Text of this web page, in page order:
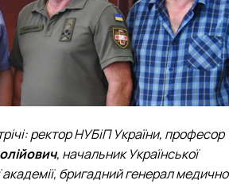
ректор НУБіП України, професор
, начальник Української
бригадний генерал